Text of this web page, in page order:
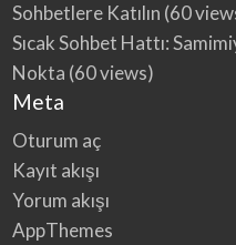
Sohbetlere Katılın (60
Sıcak Sohbet Hattı:
Nokta (60 views)
Meta
Oturum aç
Kayıt akışı
Yorum akışı
AppThemes